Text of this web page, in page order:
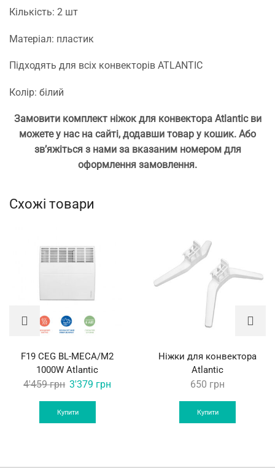
Кількість: 2 шт
Матеріал: пластик
Підходять для всіх конвекторів ATLANTIC
Колір: білий
Замовити комплект ніжок для конвектора Atlantic ви
можете у нас на сайті, додавши товар у кошик. Або
зв’яжіться з нами за вказаним номером для
оформлення замовлення.
Схожі товари
F19 CEG BL-MECA/M2
1000W Atlantic
4'459грн Original
was:
3'379 грн
Купити
Ніжки для конвектора
Atlantic
650 грн
Купити